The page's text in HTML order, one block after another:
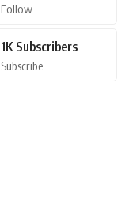
Follow
1K Subscribers
Subscribe